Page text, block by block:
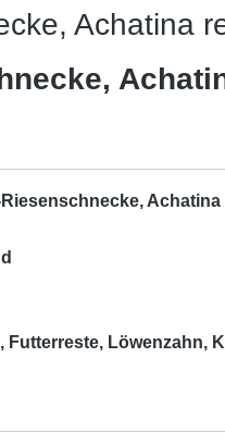
Achatina
Futterreste, Löwenzahn,